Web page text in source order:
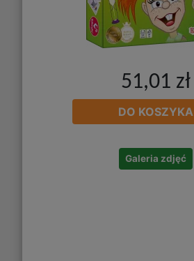
51,01 zł
DO KOSZYKA
Galeria zdjęć